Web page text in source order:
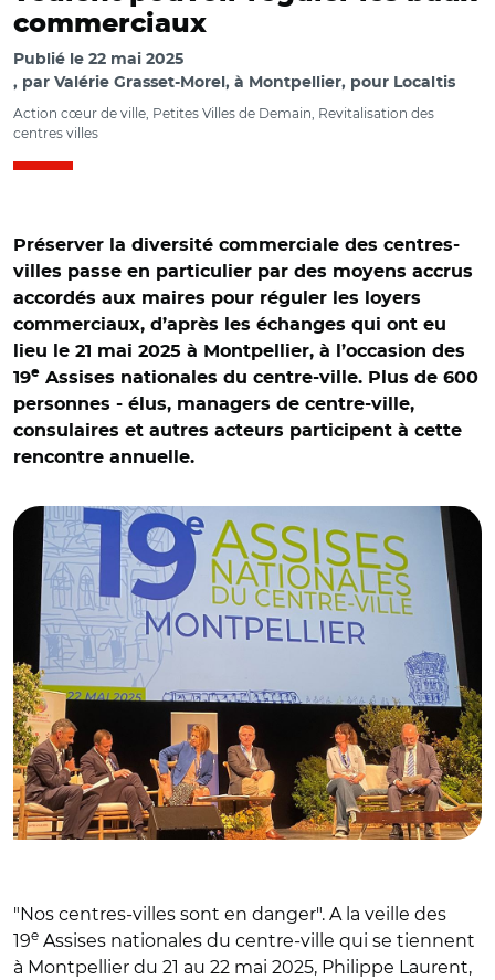
commerciaux
Publié le 22 mai 2025
par Valérie Grasset-Morel, à Montpellier, pour Localtis
Action cœur de ville, Petites Villes de Demain, Revitalisation des
centres villes
Préserver la diversité commerciale des centres-
villes passe en particulier par des moyens accrus
accordés aux maires pour réguler les loyers
commerciaux, d’après les échanges qui ont eu
lieu le 21 mai 2025 à Montpellier, à l’occasion des
19e Assises nationales du centre-ville. Plus de 600
personnes - élus, managers de centre-ville,
consulaires et autres acteurs participent à cette
rencontre annuelle.
"Nos centres-villes sont en danger". A la veille des
19e Assises nationales du centre-ville qui se tiennent
à Montpellier du 21 au 22 mai 2025, Philippe Laurent,